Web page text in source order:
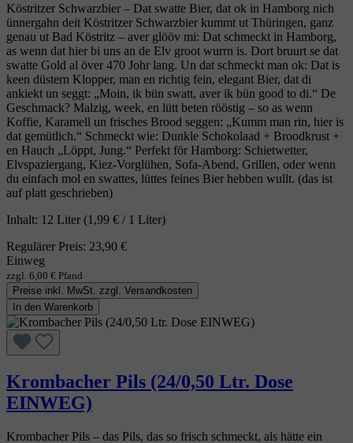
Köstritzer Schwarzbier – Dat swatte Bier, dat ok in Hamborg nich
ünnergahn deit Köstritzer Schwarzbier kummt ut Thüringen, ganz
genau ut Bad Köstritz – aver glööv mi: Dat schmeckt in Hamborg,
as wenn dat hier bi uns an de Elv groot wurrn is. Dort bruurt se dat
swatte Gold al över 470 Johr lang. Un dat schmeckt man ok: Dat is
keen düstern Klopper, man en richtig fein, elegant Bier, dat di
ankiekt un seggt: „Moin, ik bün swatt, aver ik bün good to di.“ De
Geschmack? Malzig, week, en lütt beten rööstig – so as wenn
Koffie, Karamell un frisches Brood seggen: „Kumm man rin, hier is
dat gemütlich.“ Schmeckt wie: Dunkle Schokolaad + Broodkrust +
en Hauch „Löppt, Jung.“ Perfekt för Hamborg: Schietwetter,
Elvspaziergang, Kiez-Vorglühen, Sofa-Abend, Grillen, oder wenn
du einfach mol en swattes, lüttes feines Bier hebben wullt. (das ist
auf platt geschrieben)
Inhalt: 12 Liter (1,99 € / 1 Liter)
Regulärer Preis: 23,90 €
Einweg
zzgl. 6,00 € Pfand
Preise inkl. MwSt. zzgl. Versandkosten
In den Warenkorb
Krombacher Pils (24/0,50 Ltr. Dose
EINWEG)
Krombacher Pils – das Pils, das so frisch schmeckt, als hätte ein